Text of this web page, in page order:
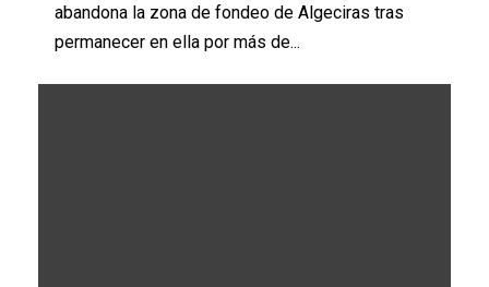
abandona la zona de fondeo de Algeciras tras
permanecer en ella por más de...